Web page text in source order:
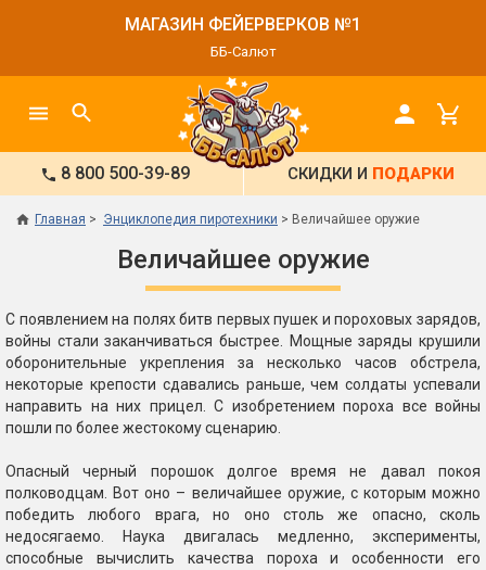
МАГАЗИН ФЕЙЕРВЕРКОВ №1
ББ-Салют
8 800 500-39-89 СКИДКИ И ПОДАРКИ
Главная Энциклопедия пиротехники Величайшее оружие
Величайшее оружие
С появлением на полях битв первых пушек и пороховых зарядов,
войны стали заканчиваться быстрее. Мощные заряды крушили
оборонительные укрепления за несколько часов обстрела,
некоторые крепости сдавались раньше, чем солдаты успевали
направить на них прицел. С изобретением пороха все войны
пошли по более жестокому сценарию.
Опасный черный порошок долгое время не давал покоя
полководцам. Вот оно – величайшее оружие, с которым можно
победить любого врага, но оно столь же опасно, сколь
недосягаемо. Наука двигалась медленно, эксперименты,
способные вычислить качества пороха и особенности его